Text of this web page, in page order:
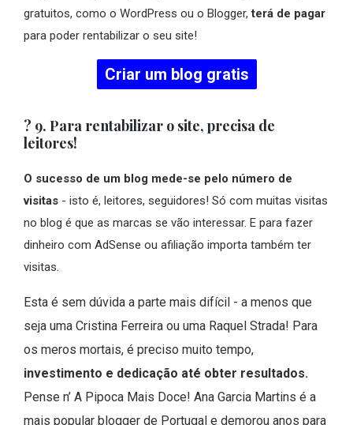
gratuitos, como o WordPress ou o Blogger,terá de pagar
para poder rentabilizar o seu site!
Criar um blog gratis
? 9. Para rentabilizar o site, precisa de
leitores!
O sucesso de um blog mede-se pelo número de
visitas - isto é, leitores, seguidores! Só com muitas visitas
no blog é que as marcas se vão interessar. E para fazer
dinheiro com AdSense ou afiliação importa também ter
visitas.
Esta é sem dúvida a parte mais difícil - a menos que
seja uma Cristina Ferreira ou uma Raquel Strada! Para
os meros mortais, é preciso muito tempo,
investimento e dedicação até obter resultados.
Pense n’ A Pipoca Mais Doce! Ana Garcia Martins é a
mais popular blogger de Portugal e demorou anos para